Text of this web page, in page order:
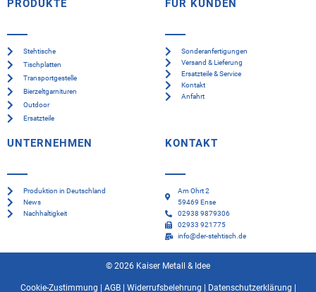
PRODUKTE
Stehtische
Tischplatten
Transportgestelle
Bierzeltgarnituren
Outdoor
Ersatzteile
FÜR KUNDEN
Sonderanfertigungen
Versand & Lieferung
Ersatzteile & Service
Kontakt
Anfahrt
UNTERNEHMEN
Produktion in Deutschland
News
Nachhaltigkeit
KONTAKT
Am Ohrt 2
59469 Ense
02938 9879306
02933 921775
info@der-stehtisch.de
© 2026 Kaiser Metall & Idee
Cookie-Zustimmung AGB| Widerrufsbelehrung Datenschutzerklärung